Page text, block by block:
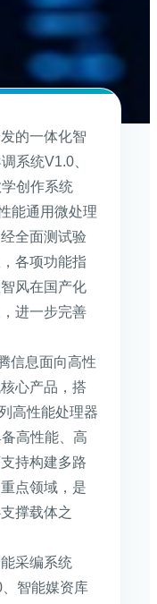
的一体化智
系统V1.0、
创作系统
能通用微处理
全面测试验
各项功能指
风在国产化
进一步完善
信息面向高性
心产品，搭
高性能处理器
高性能、高
持构建多路
点领域，是
撑载体之
采编系统
智能媒资库